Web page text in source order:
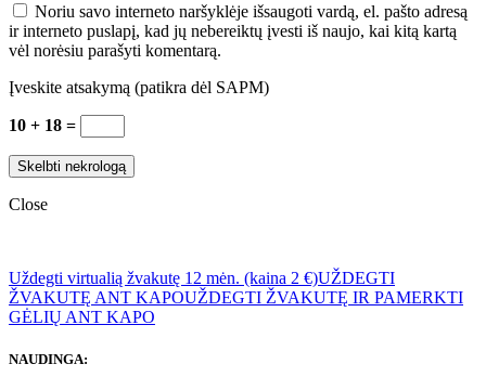
Noriu savo interneto naršyklėje išsaugoti vardą, el. pašto adresą
ir interneto puslapį, kad jų nebereiktų įvesti iš naujo, kai kitą kartą
vėl norėsiu parašyti komentarą.
Įveskite atsakymą (patikra dėl SAPM)
10 + 18 =
Close
Uždegti virtualią žvakutę 12 mėn. (kaina 2 €)UŽDEGTI
ŽVAKUTĘ ANT KAPOUŽDEGTI ŽVAKUTĘ IR PAMERKTI
GĖLIŲ ANT KAPO
NAUDINGA: